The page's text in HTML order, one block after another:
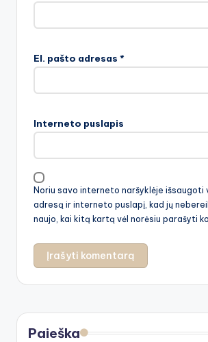
El. pašto adresas *
Interneto puslapis
Noriu savo interneto naršyklėje išsaugoti
adresą ir interneto puslapį, kad jų
naujo, kai kitą kartą vėl norėsiu parašyti
Paieška